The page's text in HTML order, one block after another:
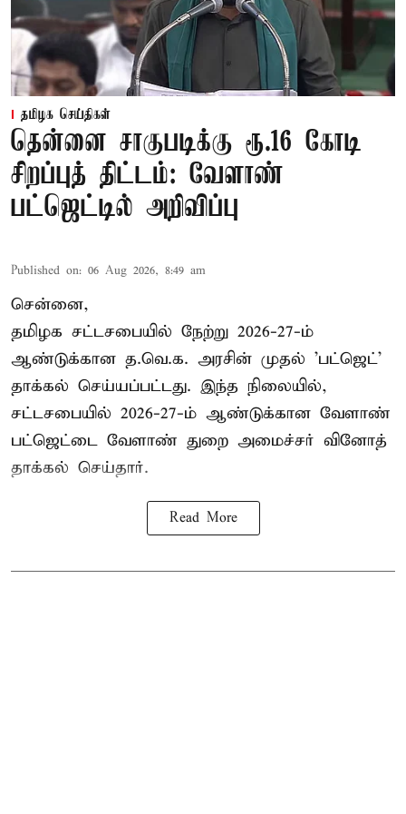
தமிழக செய்திகள்
தென்னை சாகுபடிக்கு ரூ.16 கோடி
சிறப்புத் திட்டம்: வேளாண்
பட்ஜெட்டில் அறிவிப்பு
Published on: 06 Aug 2026, 8:49 am
சென்னை,
தமிழக சட்டசபையில் நேற்று 2026-27-ம்
ஆண்டுக்கான த.வெ.க. அரசின் முதல் 'பட்ஜெட்'
தாக்கல் செய்யப்பட்டது. இந்த நிலையில்,
சட்டசபையில் 2026-27-ம் ஆண்டுக்கான வேளாண்
பட்ஜெட்டை வேளாண் துறை அமைச்சர் வினோத்
தாக்கல் செய்தார்.
Read More